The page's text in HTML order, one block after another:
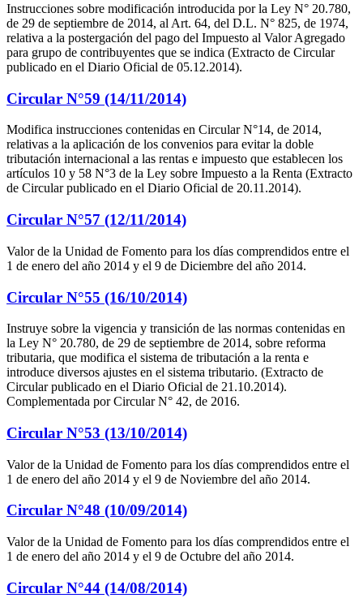
Instrucciones sobre modificación introducida por la Ley N° 20.780,
de 29 de septiembre de 2014, al Art. 64, del D.L. N° 825, de 1974,
relativa a la postergación del pago del Impuesto al Valor Agregado
para grupo de contribuyentes que se indica (Extracto de Circular
publicado en el Diario Oficial de 05.12.2014).
Circular N°59 (14/11/2014)
Modifica instrucciones contenidas en Circular N°14, de 2014,
relativas a la aplicación de los convenios para evitar la doble
tributación internacional a las rentas e impuesto que establecen los
artículos 10 y 58 N°3 de la Ley sobre Impuesto a la Renta (Extracto
de Circular publicado en el Diario Oficial de 20.11.2014).
Circular N°57 (12/11/2014)
Valor de la Unidad de Fomento para los días comprendidos entre el
1 de enero del año 2014 y el 9 de Diciembre del año 2014.
Circular N°55 (16/10/2014)
Instruye sobre la vigencia y transición de las normas contenidas en
la Ley N° 20.780, de 29 de septiembre de 2014, sobre reforma
tributaria, que modifica el sistema de tributación a la renta e
introduce diversos ajustes en el sistema tributario. (Extracto de
Circular publicado en el Diario Oficial de 21.10.2014).
Complementada por Circular N° 42, de 2016.
Circular N°53 (13/10/2014)
Valor de la Unidad de Fomento para los días comprendidos entre el
1 de enero del año 2014 y el 9 de Noviembre del año 2014.
Circular N°48 (10/09/2014)
Valor de la Unidad de Fomento para los días comprendidos entre el
1 de enero del año 2014 y el 9 de Octubre del año 2014.
Circular N°44 (14/08/2014)